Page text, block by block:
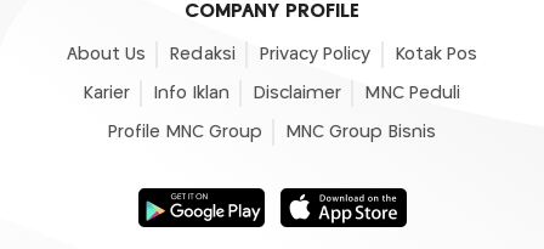
COMPANY PROFILE
About Us Redaksi Privacy Policy Kotak Pos
Karier Info Iklan Disclaimer MNC Peduli
Profile MNC Group MNC Group Bisnis